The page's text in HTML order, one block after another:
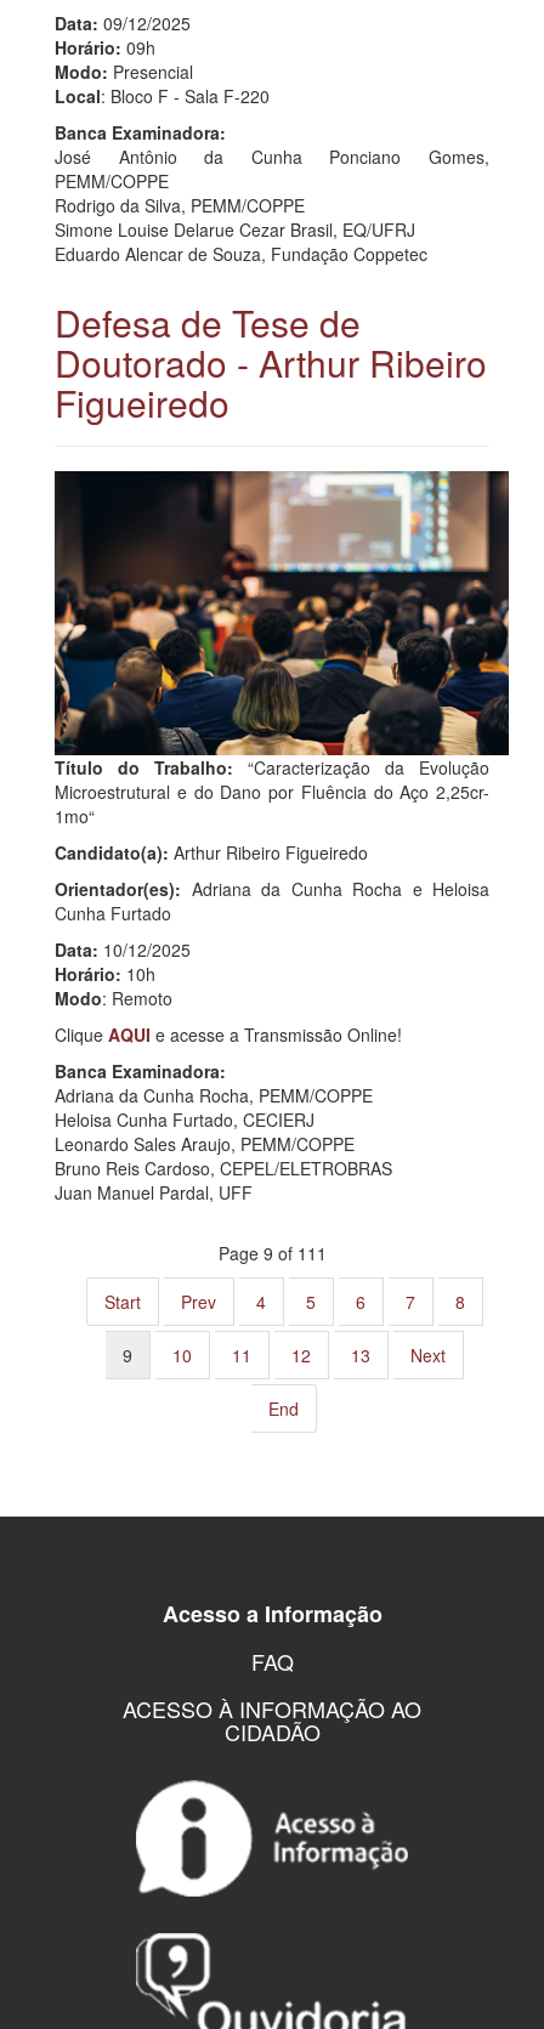
Data: 09/12/2025
Horário: 09h
Modo: Presencial
Local: Bloco F - Sala F-220
Banca Examinadora:
José Antônio da Cunha Ponciano Gomes,
PEMM/COPPE
Rodrigo da Silva, PEMM/COPPE
Simone Louise Delarue Cezar Brasil, EQ/UFRJ
Eduardo Alencar de Souza, Fundação Coppetec
Defesa de Tese de
Doutorado - Arthur Ribeiro
Figueiredo
Título do Trabalho: “Caracterização da Evolução
Microestrutural e do Dano por Fluência do Aço 2,25cr-
1mo“
Candidato(a): Arthur Ribeiro Figueiredo
Orientador(es): Adriana da Cunha Rocha e Heloisa
Cunha Furtado
Data: 10/12/2025
Horário: 10h
Modo: Remoto
Clique AQUI e acesse a Transmissão Online!
Banca Examinadora:
Adriana da Cunha Rocha, PEMM/COPPE
Heloisa Cunha Furtado, CECIERJ
Leonardo Sales Araujo, PEMM/COPPE
Bruno Reis Cardoso, CEPEL/ELETROBRAS
Juan Manuel Pardal, UFF
Page 9 of 111
Start
Prev 4 5 6 7 8
9 10 11 12 13 Next
End
Acesso a Informação
FAQ
ACESSO À INFORMAÇÃO AO
CIDADÃO